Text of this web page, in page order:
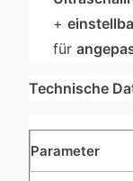
+
für
Technische
Parameter